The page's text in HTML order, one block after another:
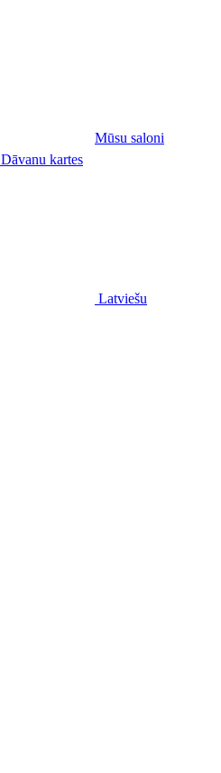
Mūsu saloni
Dāvanu kartes
Latviešu